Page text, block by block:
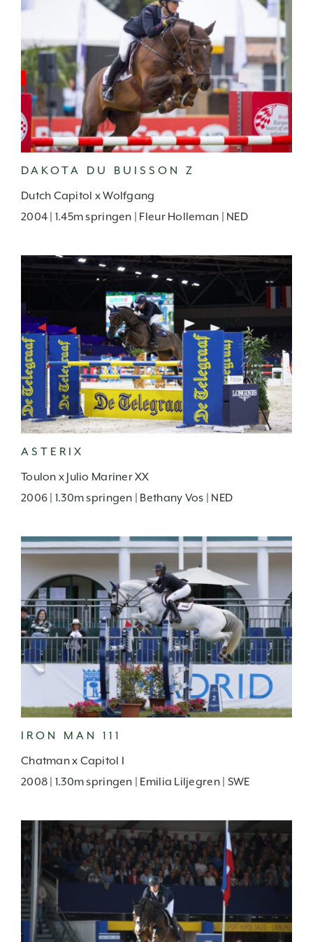
DAKOTA DU BUISSON Z
Dutch Capitol x Wolfgang
2004 | 1.45m springen | Fleur Holleman | NED
ASTERIX
Toulon x Julio Mariner XX
2006 | 1.30m springen | Bethany Vos | NED
IRON MAN 111
Chatman x Capitol I
2008 | 1.30m springen | Emilia Liljegren | SWE